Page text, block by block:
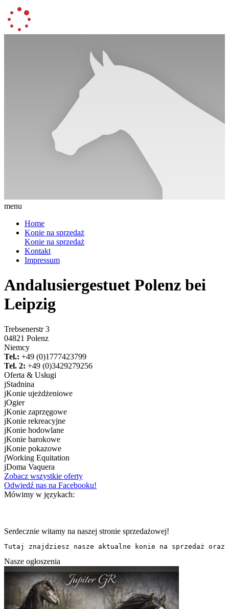
menu
Home
Konie na sprzedaż
Konie na sprzedaż
Kontakt
Impressum
Andalusiergestuet Polenz bei
Leipzig
Trebsenerstr 3
04821 Polenz
Niemcy
Tel.: +49 (0)1777423799
Tel. 2: +49 (0)3429279256
Oferta & Usługi
jStadnina
jKonie ujeżdżeniowe
jOgier
jKonie zaprzęgowe
jKonie rekreacyjne
jKonie hodowlane
jKonie barokowe
jKonie pokazowe
jWorking Equitation
jDoma Vaquera
Zobacz wszystkie oferty
Odwiedź nas na Facebooku!
Mówimy w językach:
Serdecznie witamy na naszej stronie sprzedażowej!
Tutaj znajdziesz nasze aktualne konie na sprzedaż
Nasze ogłoszenia